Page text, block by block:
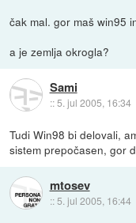
čak mal. gor maš win95
a je zemlja okrogla?
Sami
::5. jul 2005, 16:34
Tudi Win98 bi delovali,
sistem prepočasen, gor
mtosev
:: 5. jul 2005, 16:44